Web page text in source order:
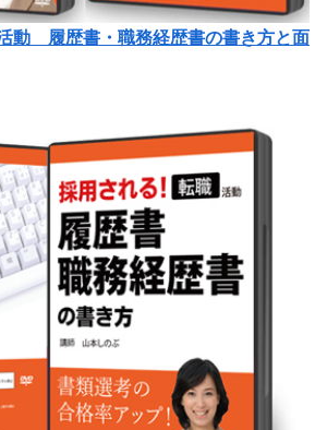
動 履歴書・職務経歴書の書き方と面